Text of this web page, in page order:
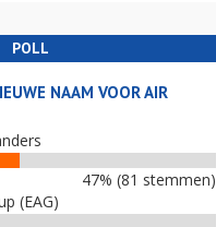
POLL
NAAM VOOR AIR
47% (81 stemmen)
(EAG)